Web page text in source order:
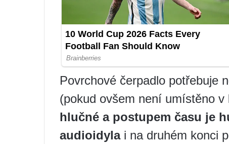
Povrchové čerpadlo potřebuje
(pokud ovšem není umístěno v
hlučné a postupem času je
audioidylai na druhém konci